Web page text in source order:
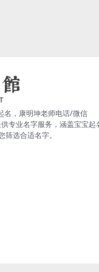
名，康明坤老师电话/微信
专业名字服务，涵盖宝宝起
选合适名字。